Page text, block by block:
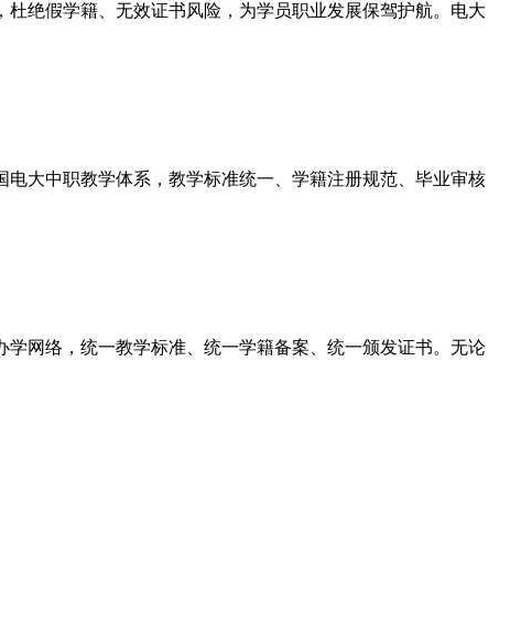
绝假学籍、无效证书风险，为学员职业发展保驾护航。电大
大中职教学体系，教学标准统一、学籍注册规范、毕业审核
网络，统一教学标准、统一学籍备案、统一颁发证书。无论